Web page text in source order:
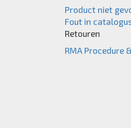
Product niet
Fout in
Retouren
RMA Procedure